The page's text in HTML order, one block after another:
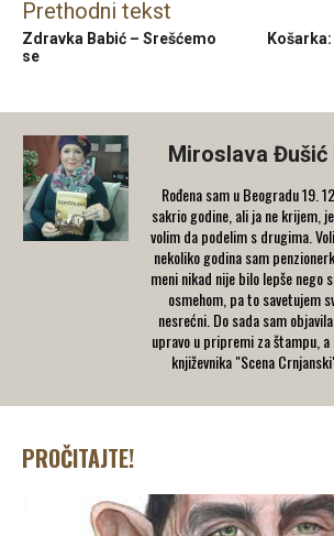
Prethodni tekst
Zdravka Babić – Srešćemo
se
Miroslava
Rođena sam u Beogradu 19.
sakrio godine, ali ja ne krijem,
volim da podelim s drugima.
nekoliko godina sam
meni nikad nije bilo lepše nego
osmehom, pa to savetujem
nesrećni. Do sada sam
upravo u pripremi za štampu,
književnika "Scena
PROČITAJTE!